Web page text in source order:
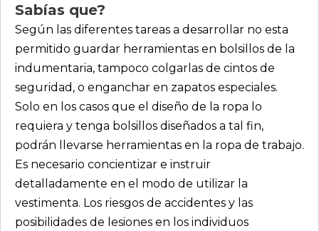
Sabías que?
Según las diferentes tareas a desarrollar no esta
permitido guardar herramientas en bolsillos de la
indumentaria, tampoco colgarlas de cintos de
seguridad, o enganchar en zapatos especiales.
Solo en los casos que el diseño de la ropa lo
requiera y tenga bolsillos diseñados a tal fin,
podrán llevarse herramientas en la ropa de trabajo.
Es necesario concientizar e instruir
detalladamente en el modo de utilizar la
vestimenta. Los riesgos de accidentes y las
posibilidades de lesiones en los individuos